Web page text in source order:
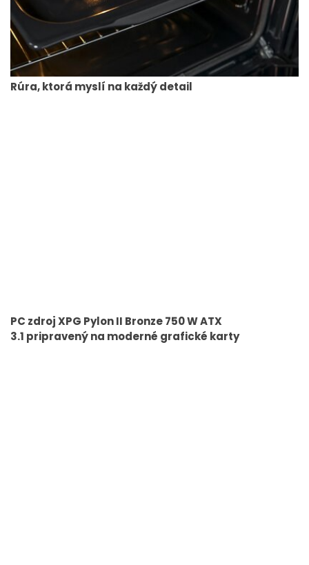
Rúra, ktorá myslí na každý detail
PC zdroj XPG Pylon II Bronze 750 W ATX
3.1 pripravený na moderné grafické karty